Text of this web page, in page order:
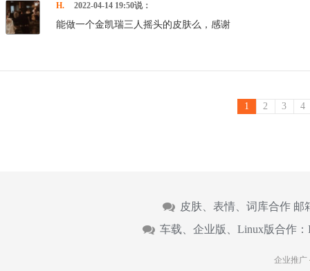
H. 2022-04-14 19:50说：
能做一个金凯瑞三人摇头的皮肤么，感谢
1 2 3 4
皮肤、表情、词库合作 邮
车载、企业版、Linux版合作：
企业推广